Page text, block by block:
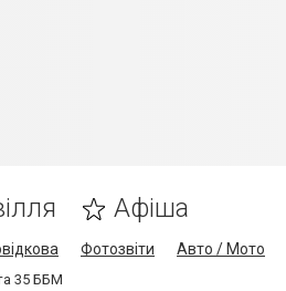
Афіша
Фотозвіти Авто / Мото
35 ББМ